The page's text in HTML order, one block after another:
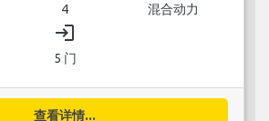
4 混合动力
login
5 门
查看详情...